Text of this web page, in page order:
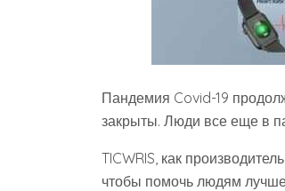
Пандемия Covid-19
закрыты. Люди все еще в
TICWRIS, как
чтобы помочь людям лучше